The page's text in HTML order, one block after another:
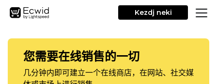
Kezdj neki
您需要在线销售的一切
几分钟内即可建立一个在线商店，在网站、社交媒